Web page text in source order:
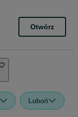
Otwórz
Luboń